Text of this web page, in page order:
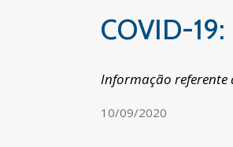
COVID-
Informação referente
10/09/2020